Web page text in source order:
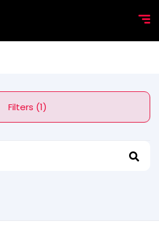
Filters (1)